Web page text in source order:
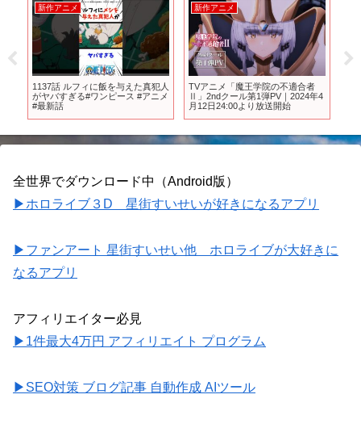
新作アニメ
1137話 ルフィに飯を与えた真犯人
がヤバすぎる#ワンピース #アニメ
#最新話
新作アニメ
TVアニメ「魔王学院の不適合者
Ⅱ」2ndクール第1弾PV｜2024年4
月12日24:00より放送開始
全世界でダウンロード中（Android版）
▶ホロライブ３D 星街すいせいが好きになるアプリ
▶ファンアート 星街すいせい他 ホロライブが大好きに
なるアプリ
アフィリエイター必見
▶1件最大4万円 アフィリエイト プログラム
▶SEO対策 ブログ記事 自動作成 AIツール